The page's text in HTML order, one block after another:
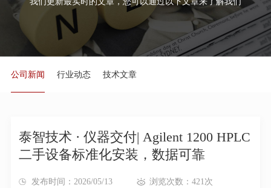
公司新闻 行业动态 技术文章
泰智技术 · 仪器交付| Agilent 1200 HPLC
二手设备标准化安装，数据可靠
发布时间：2026/05/13 浏览次数：421次